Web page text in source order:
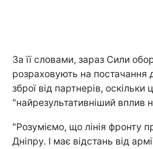
За її словами, зараз Сили
розраховують на постачання
зброї від партнерів, оскільки
"найрезультативніший вплив
"Розуміємо, що лінія фронту
Дніпру. І має відстань від